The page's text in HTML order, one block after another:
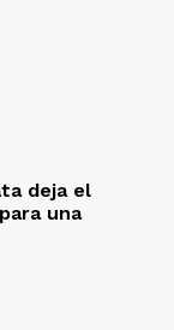
deja el
una